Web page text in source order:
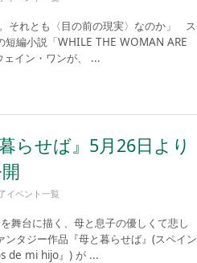
それとも〈目の前の現実〉なのか」 ス
短編小説「WHILE THE WOMAN ARE
ェイン・ワンが、 ...
らせば』5月26日より
イベント一覧
舞台に描く、母と息子の優しくて悲し
タジー作品『母と暮らせば』(スペイン
de mi hijo』) が ...